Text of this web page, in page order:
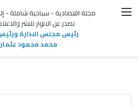
مجلة اقتصادية - سياحية شاملة -
تصدر عن الانوار للنشر
رئيس مجلس الادارة
محمد محمود
القائمة